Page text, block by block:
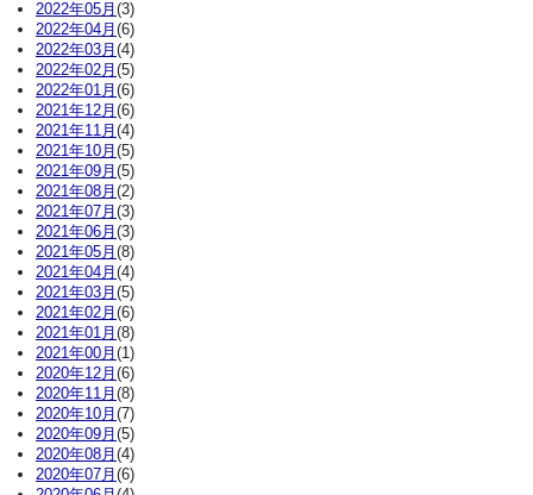
2022年05月(3)
2022年04月(6)
2022年03月(4)
2022年02月(5)
2022年01月(6)
2021年12月(6)
2021年11月(4)
2021年10月(5)
2021年09月(5)
2021年08月(2)
2021年07月(3)
2021年06月(3)
2021年05月(8)
2021年04月(4)
2021年03月(5)
2021年02月(6)
2021年01月(8)
2021年00月(1)
2020年12月(6)
2020年11月(8)
2020年10月(7)
2020年09月(5)
2020年08月(4)
2020年07月(6)